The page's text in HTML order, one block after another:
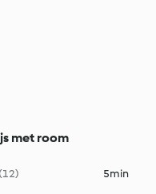
met room
(12) 5min